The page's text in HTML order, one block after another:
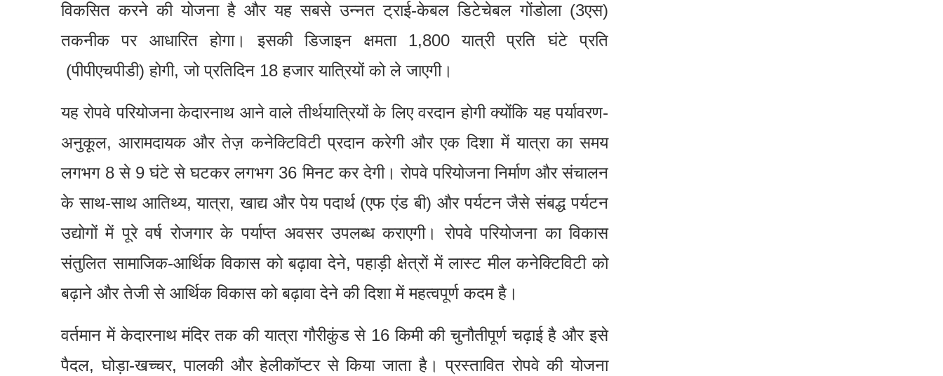
विकसित करने की योजना है और यह सबसे उन्नत ट्राई-केबल डिटेचेबल गोंडोला (3एस)
तकनीक पर आधारित होगा। इसकी डिजाइन क्षमता 1,800 यात्री प्रति घंटे प्रति
(पीपीएचपीडी) होगी, जो प्रतिदिन 18 हजार यात्रियों को ले जाएगी।
यह रोपवे परियोजना केदारनाथ आने वाले तीर्थयात्रियों के लिए वरदान होगी क्योंकि यह पर्यावरण-
अनुकूल, आरामदायक और तेज़ कनेक्टिविटी प्रदान करेगी और एक दिशा में यात्रा का समय
लगभग 8 से 9 घंटे से घटकर लगभग 36 मिनट कर देगी। रोपवे परियोजना निर्माण और संचालन
के साथ-साथ आतिथ्य, यात्रा, खाद्य और पेय पदार्थ (एफ एंड बी) और पर्यटन जैसे संबद्ध पर्यटन
उद्योगों में पूरे वर्ष रोजगार के पर्याप्त अवसर उपलब्ध कराएगी। रोपवे परियोजना का विकास
संतुलित सामाजिक-आर्थिक विकास को बढ़ावा देने, पहाड़ी क्षेत्रों में लास्ट मील कनेक्टिविटी को
बढ़ाने और तेजी से आर्थिक विकास को बढ़ावा देने की दिशा में महत्वपूर्ण कदम है।
वर्तमान में केदारनाथ मंदिर तक की यात्रा गौरीकुंड से 16 किमी की चुनौतीपूर्ण चढ़ाई है और इसे
पैदल, घोड़ा-खच्चर, पालकी और हेलीकॉप्टर से किया जाता है। प्रस्तावित रोपवे की योजना